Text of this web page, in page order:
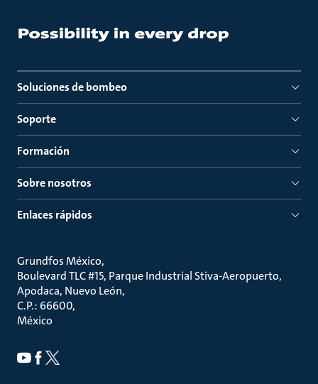
Soluciones de bombeo
Soporte
Formación
Sobre nosotros
Enlaces rápidos
Grundfos México
Boulevard TLC #15, Parque Industrial Stiva-Aeropuerto,
Apodaca, Nuevo León
C.P.: 66600
México